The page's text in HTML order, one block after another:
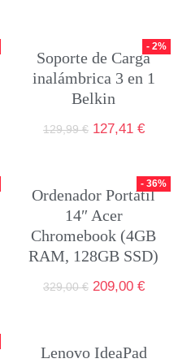
- 2%
Soporte de Carga
inalámbrica 3 en 1
Belkin
129,99€ 127,41 €
- 36%
Ordenador Portátil
14″ Acer
Chromebook (4GB
RAM, 128GB SSD)
329,00€ 209,00 €
Lenovo IdeaPad